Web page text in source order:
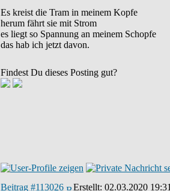
Es kreist die Tram in meinem Kopfe
herum fährt sie mit Strom
es liegt so Spannung an meinem Schopfe
das hab ich jetzt davon.
Findest Du dieses Posting gut?
Beitrag #113026 Erstellt: 02.03.2020